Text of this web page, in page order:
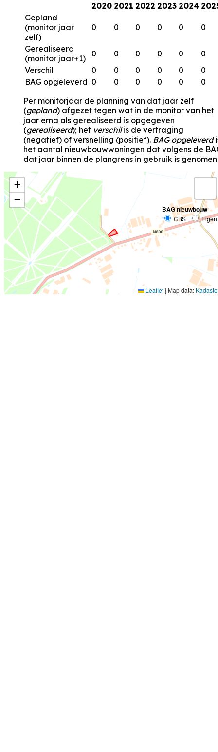
2020 2021 2022 2023 2024
Gepland
(monitor jaar
zelf)
0 0 0 0 0 0
Gerealiseerd
(monitor jaar+1)
0 0 0 0 0
0
Verschil
0 0 0 0 0
0
BAG opgeleverd 0 0 0 0 0
0
Per monitorjaar de planning van dat jaar zelf
(gepland) afgezet tegen wat in de monitor van het
jaar erna als gerealiseerd is opgegeven
(gerealiseerd); het verschilis de vertraging
(negatief) of versnelling (positief). BAG opgeleverd
het aantal nieuwbouwwoningen dat volgens de
dat jaar binnen de plangrens in gebruik is genomen.
+
−
BAG nieuwbouw
CBS Eigen
Leaflet | Map data: